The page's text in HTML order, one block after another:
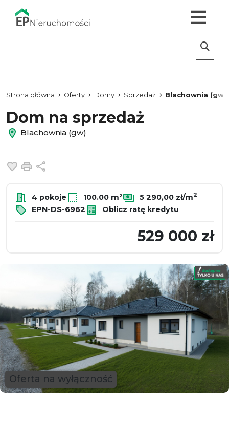
Strona główna Oferty Domy Sprzedaż Blachownia (gw)
Dom na sprzedaż
Blachownia (gw)
Dodaj do ulubionych
Drukuj
4 pokoje 100.00 m² 5 290,00 zł/m2
EPN-DS-6962 Oblicz ratę kredytu
529 000 zł
Oferta na wyłączność